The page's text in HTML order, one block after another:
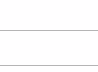
マスプレー